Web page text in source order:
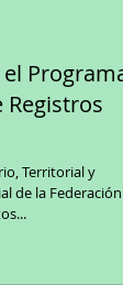
Programa
Registros
Territorial y
de la Federación